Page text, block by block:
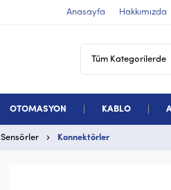
Anasayfa Hakkımızda
OTOMASYON KABLO
Sensörler Konnektörler